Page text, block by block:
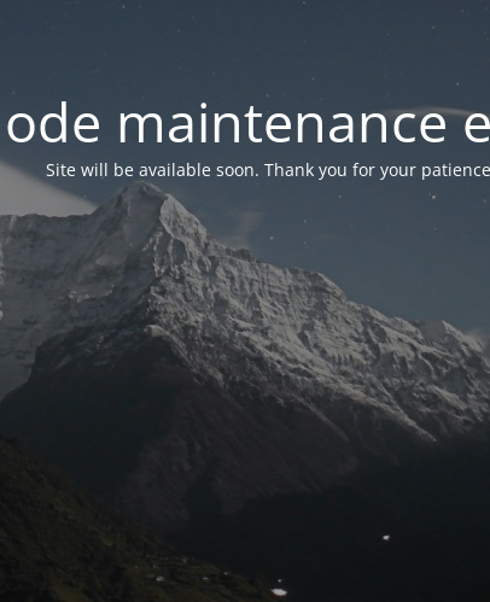
maintenance
Site will be available soon. Thank you for your